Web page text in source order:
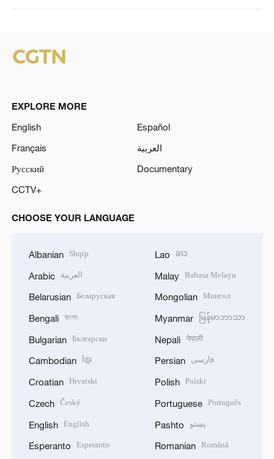
EXPLORE MORE
English
Español
Français
العربية
Русский
Documentary
CCTV+
CHOOSE YOUR LANGUAGE
Albanian Shqip
Arabic العربية
Belarusian Беларуская
Bengali বাংলা
Bulgarian Български
Cambodian ខ្មែរ
Croatian Hrvatski
Czech Český
English English
Esperanto Esperanto
Lao ລາວ
Malay Bahasa Melayu
Mongolian Монгол
Myanmar မြန်မာဘာသာ
Nepali नेपाली
Persian فارسی
Polish Polski
Portuguese Português
Pashto پښتو
Romanian Română